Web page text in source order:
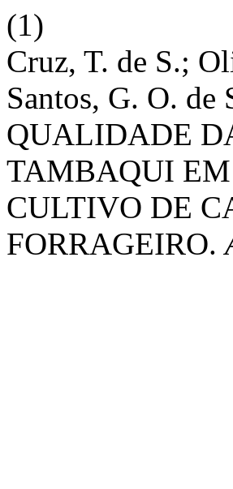
(1)
Cruz, T. de S.;
Santos, G. O. de
QUALIDADE
TAMBAQUI
CULTIVO DE
FORRAGEIRO.